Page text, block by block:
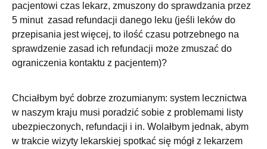
pacjentowi czas lekarz, zmuszony do sprawdzania przez
5 minut zasad refundacji danego leku (jeśli leków do
przepisania jest więcej, to ilość czasu potrzebnego na
sprawdzenie zasad ich refundacji może zmuszać do
ograniczenia kontaktu z pacjentem)?
Chciałbym być dobrze zrozumianym: system lecznictwa
w naszym kraju musi poradzić sobie z problemami listy
ubezpieczonych, refundacji i in. Wolałbym jednak, abym
w trakcie wizyty lekarskiej spotkać się mógł z lekarzem